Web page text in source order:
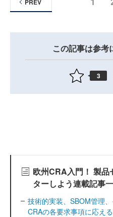
PREV
この記事は参考
3
欧州CRA入門！ 製品
ターしよう連載記事
技術的実装、SBOM管理
CRAの各要求事項に応え